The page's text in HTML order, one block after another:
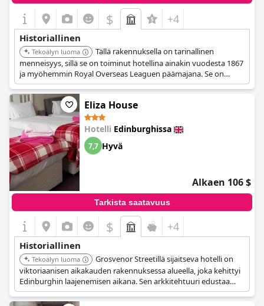
$ +4
Historiallinen
Tekoälyn luoma
Tällä rakennuksella on tarinallinen
menneisyys, sillä se on toiminut hotellina ainakin vuodesta 1867
ja myöhemmin Royal Overseas Leaguen päämajana. Se on
laajennettu georgialainen rivitalo, jolla on historiallisia yhteyksiä
ja erinomainen sijainti linnan yläpuolella.
Eliza House
Hotelli Edinburghissa
7,7 Hyvä
Alkaen 106 $
Tarkista saatavuus
$ +4
Historiallinen
Tekoälyn luoma
Grosvenor Streetillä sijaitseva hotelli on
viktoriaanisen aikakauden rakennuksessa alueella, joka kehittyi
Edinburghin laajenemisen aikana. Sen arkkitehtuuri edustaa
kaupungin myöhäisen 1800-luvun rakennustyylejä.